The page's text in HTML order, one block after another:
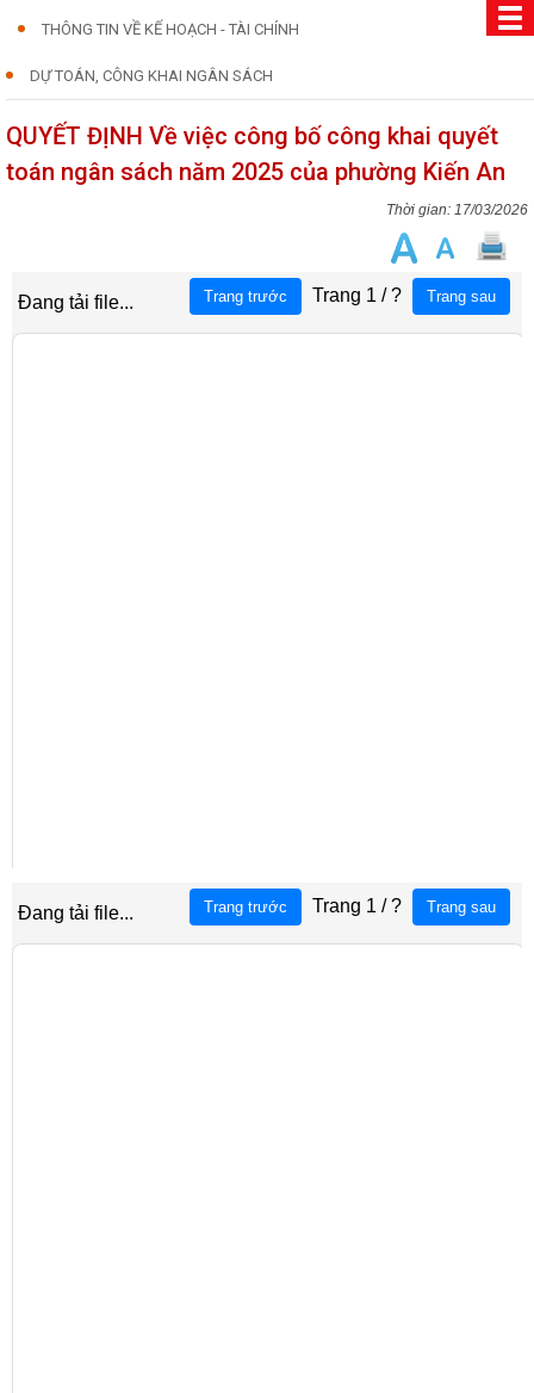
THÔNG TIN VỀ KẾ HOẠCH - TÀI CHÍNH
DỰ TOÁN, CÔNG KHAI NGÂN SÁCH
QUYẾT ĐỊNH Về việc công bố công khai quyết
toán ngân sách năm 2025 của phường Kiến An
17/03/2026